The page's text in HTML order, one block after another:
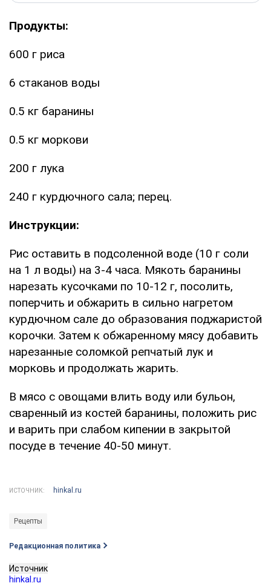
Продукты:
600 г риса
6 стаканов воды
0.5 кг баранины
0.5 кг моркови
200 г лука
240 г курдючного сала; перец.
Инструкции:
Рис оставить в подсоленной воде (10 г соли
на 1 л воды) на 3-4 часа. Мякоть баранины
нарезать кусочками по 10-12 г, посолить,
поперчить и обжарить в сильно нагретом
курдючном сале до образования поджаристой
корочки. Затем к обжаренному мясу добавить
нарезанные соломкой репчатый лук и
морковь и продолжать жарить.
В мясо с овощами влить воду или бульон,
сваренный из костей баранины, положить рис
и варить при слабом кипении в закрытой
посуде в течение 40-50 минут.
ИСТОЧНИК: hinkal.ru
Рецепты
Редакционная политика
Источник
hinkal.ru